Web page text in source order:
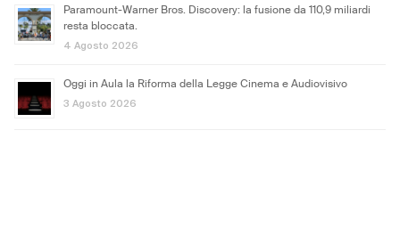
Paramount-Warner Bros. Discovery: la fusione da 110,9 miliardi
resta bloccata.
4 Agosto 2026
Oggi in Aula la Riforma della Legge Cinema e Audiovisivo
3 Agosto 2026